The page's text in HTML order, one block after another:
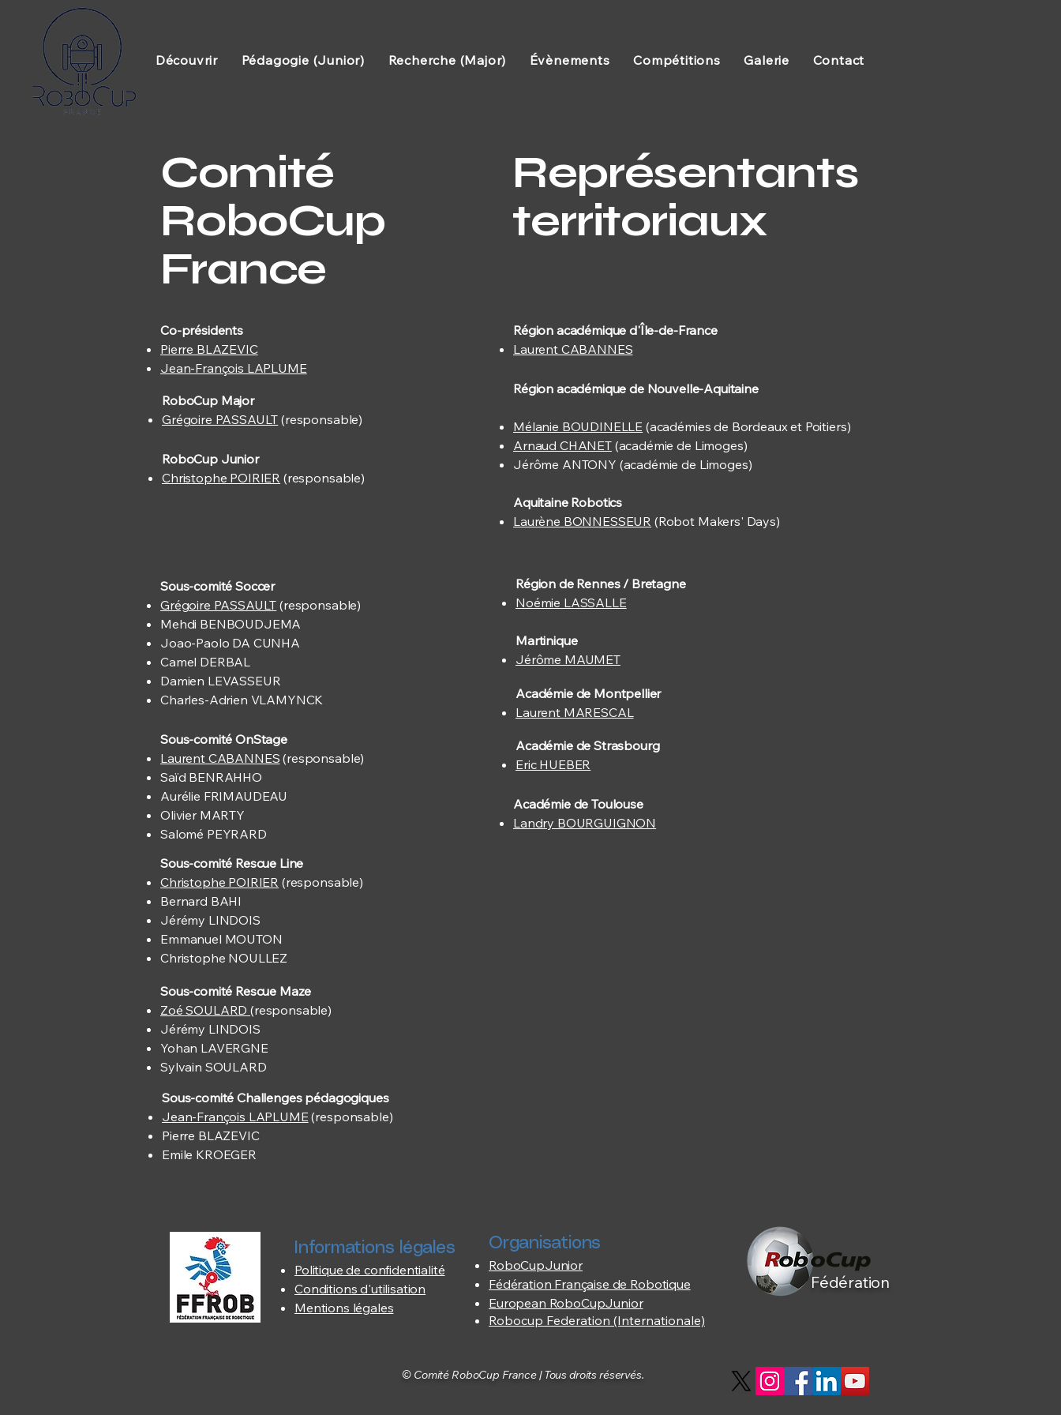
Découvrir Pédagogie (Junior) Recherche (Major) Évènements Compétitions Galerie Contact
Comité
RoboCup
France
Co-présidents
Pierre BLAZEVIC
Jean-François LAPLUME
RoboCup Major
Grégoire PASSAULT (responsable)
RoboCup Junior
Christophe POIRIER (responsable)
Représentants
territoriaux
Région académique d'Île-de-France
Laurent CABANNES
Région académique de Nouvelle-Aquitaine
Mélanie BOUDINELLE (académies de Bordeaux et Poitiers)
Arnaud CHANET(académie de Limoges)
Jérôme ANTONY (académie de Limoges)
Aquitaine Robotics
Laurène BONNESSEUR (Robot Makers' Days)
Sous-comité Soccer
Grégoire PASSAULT (responsable)
Mehdi BENBOUDJEMA
Joao-Paolo DA CUNHA
Camel DERBAL
Damien LEVASSEUR
Charles-Adrien VLAMYNCK
Sous-comité OnStage
Laurent CABANNES (responsable)
Saïd BENRAHHO
Aurélie FRIMAUDEAU
Olivier MARTY
Salomé PEYRARD
Région de Rennes / Bretagne
Noémie LASSALLE
Martinique
Jérôme MAUMET
Académie de Montpellier
Laurent MARESCAL
Académie de Strasbourg
Eric HUEBER
Académie de Toulouse
Landry BOURGUIGNON
Sous-comité Rescue Line
Christophe POIRIER (responsable)
Bernard BAHI
Jérémy LINDOIS
Emmanuel MOUTON
Christophe NOULLEZ
Sous-comité Rescue Maze
Zoé SOULARD(responsable)
Jérémy LINDOIS
Yohan LAVERGNE
Sylvain SOULARD
Sous-comité Challenges pédagogiques
Jean-François LAPLUME (responsable)
Pierre BLAZEVIC
Emile KROEGER
Informations légales
Politique de confidentialité
Conditions d'utilisation
Mentions légales
Organisations
RoboCupJunior
Fédération Française de Robotique
European RoboCupJunior
Robocup Federation (Internationale)
Fédération
© Comité RoboCup France | Tous droits réservés.